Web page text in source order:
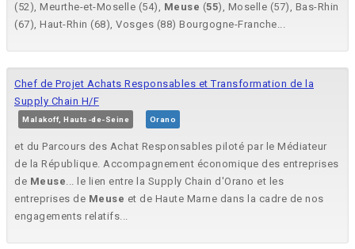
(52), Meurthe-et-Moselle (54), Meuse (55), Moselle (57), Bas-Rhin
(67), Haut-Rhin (68), Vosges (88) Bourgogne-Franche...
Chef de Projet Achats Responsables et Transformation de la
Supply Chain H/F
Malakoff, Hauts-de-Seine Orano
et du Parcours des Achat Responsables piloté par le Médiateur
de la République. Accompagnement économique des entreprises
de Meuse... le lien entre la Supply Chain d'Orano et les
entreprises de Meuse et de Haute Marne dans la cadre de nos
engagements relatifs...